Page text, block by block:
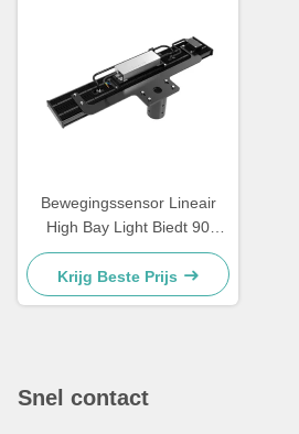
Bewegingssensor Lineair
High Bay Light Biedt 90
graden of 120 graden
Beamangle Geschikt voor
magazijn gangpaden en
Krijg Beste Prijs
Snel contact